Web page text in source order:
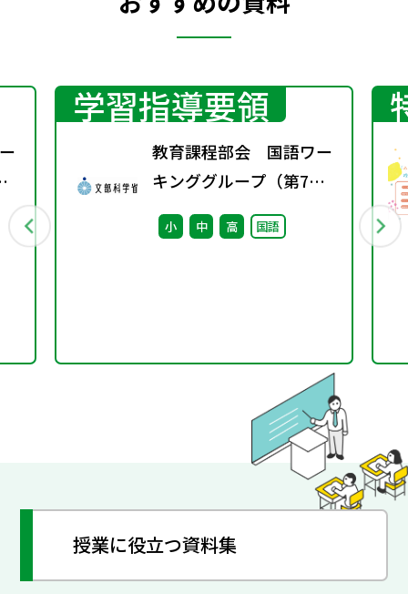
学習指導要領
教育課程部会 国語ワー
キンググループ（第7
回） 配付資料
小 中 高 国語
授業に役立つ資料集